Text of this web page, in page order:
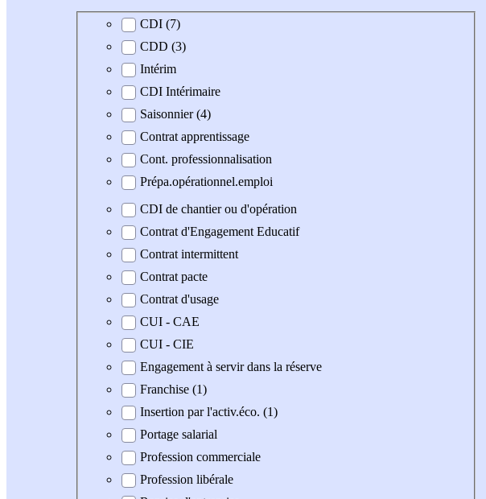
Type de contrat
CDI (7)
CDD (3)
Intérim
CDI Intérimaire
Saisonnier (4)
Contrat apprentissage
Cont. professionnalisation
Prépa.opérationnel.emploi
CDI de chantier ou d'opération
Contrat d'Engagement Educatif
Contrat intermittent
Contrat pacte
Contrat d'usage
CUI - CAE
CUI - CIE
Engagement à servir dans la réserve
Franchise (1)
Insertion par l'activ.éco. (1)
Portage salarial
Profession commerciale
Profession libérale